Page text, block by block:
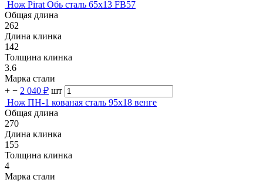
Нож Pirat Обь сталь 65х13 FB57
Общая длина
262
Длина клинка
142
Толщина клинка
3.6
Марка стали
+ − 2 040 ₽ шт
Нож ПН-1 кованая сталь 95х18 венге
Общая длина
270
Длина клинка
155
Толщина клинка
4
Марка стали